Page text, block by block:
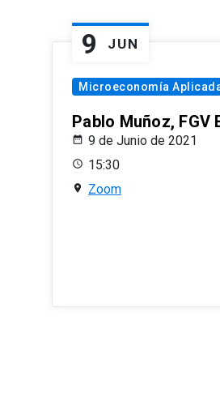
9 JUN
Microeconomía
Pablo Muñoz, FGV
9 de Junio de 2021
15:30
Zoom